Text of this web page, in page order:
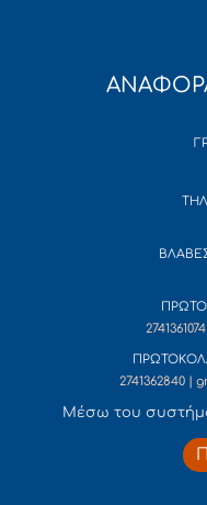
2741362840 |
Mέσω του